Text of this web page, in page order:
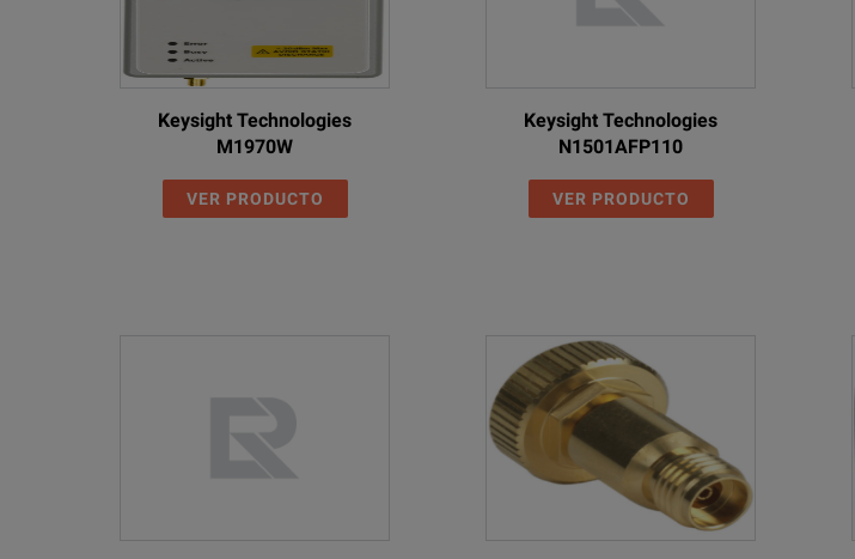
Keysight Technologies
M1970W
VER PRODUCTO
Keysight Technologies
N1501AFP110
VER PRODUCTO